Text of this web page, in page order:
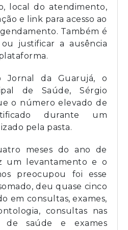
local do atendimento,
e link para acesso ao
Também é
justificar a ausência
Jornal da Guarujá, o
de Saúde, Sérgio
o número elevado de
durante um
pela pasta.
meses do ano de
um levantamento e o
preocupou foi esse
deu quase cinco
em consultas, exames,
consultas nas
de saúde e exames